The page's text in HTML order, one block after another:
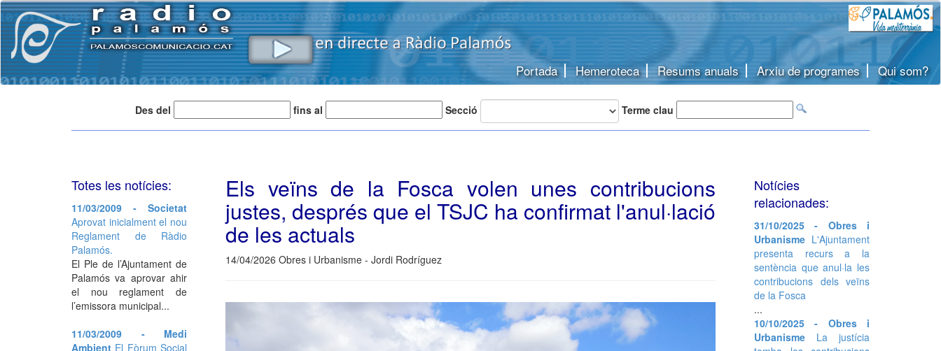
Portada Hemeroteca Resums anuals Arxiu de programes Qui som?
Des del fins al Secció Terme clau
Els veïns de la Fosca volen unes contribucions
justes, després que el TSJC ha confirmat l'anul·lació
de les actuals
14/04/2026 Obres i Urbanisme - Jordi Rodríguez
Totes les notícies:
11/03/2009 - Societat
Aprovat inicialment el nou
Reglament de Ràdio
Palamós.
El Ple de l’Ajuntament de
Palamós va aprovar ahir
el nou reglament de
l’emissora municipal...
11/03/2009 - Medi
Ambient El Fòrum Social
Notícies
relacionades:
31/10/2025 - Obres i
Urbanisme L'Ajuntament
presenta recurs a la
sentència que anul·la les
contribucions dels veïns
de la Fosca
...
10/10/2025 - Obres i
Urbanisme La justícia